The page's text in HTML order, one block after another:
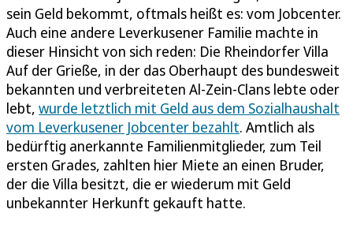
sein Geld bekommt, oftmals heißt es: vom Jobcenter.
Auch eine andere Leverkusener Familie machte in
dieser Hinsicht von sich reden: Die Rheindorfer Villa
Auf der Grieße, in der das Oberhaupt des bundesweit
bekannten und verbreiteten Al-Zein-Clans lebte oder
lebt, wurde letztlich mit Geld aus dem Sozialhaushalt
vom Leverkusener Jobcenter bezahlt. Amtlich als
bedürftig anerkannte Familienmitglieder, zum Teil
ersten Grades, zahlten hier Miete an einen Bruder,
der die Villa besitzt, die er wiederum mit Geld
unbekannter Herkunft gekauft hatte.